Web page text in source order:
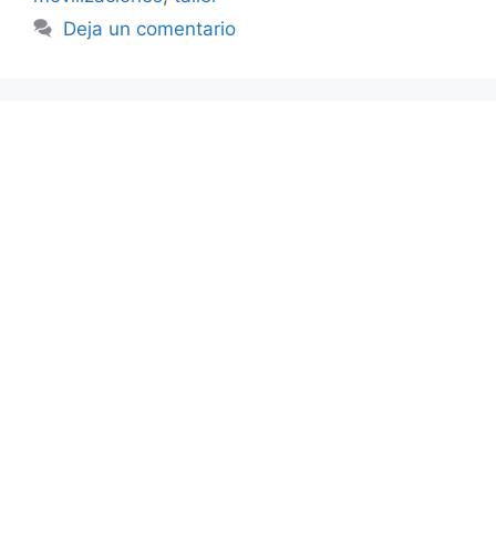
Deja un comentario